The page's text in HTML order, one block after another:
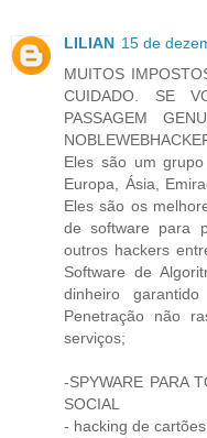
LILIAN 15 de
MUITOS
CUIDADO. SE
PASSAGEM
Eles são um
Europa, Ásia,
Eles são os
de software para
outros hackers
Software de
dinheiro
Penetração não
serviços;
-SPYWARE PARA
SOCIAL
- hacking de